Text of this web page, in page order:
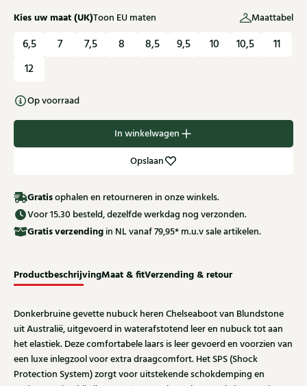
Kies uw maat (UK)Toon EU maten Maattabel
6,5 7 7,5 8 8,5 9,5 10 10,5
11
12
Op voorraad
In winkelwagen
Opslaan
Gratisophalen en retourneren in onze winkels.
Voor 15.30 besteld, dezelfde werkdag nog verzonden.
Gratisverzending in NL vanaf 79,95* m.u.v sale artikelen.
ProductbeschrijvingMaat & fitVerzending & retour
Donkerbruine gevette nubuck heren Chelseaboot van Blundstone
uit Australië, uitgevoerd in waterafstotend leer en nubuck tot aan
het elastiek. Deze comfortabele laars is leer gevoerd en voorzien van
een luxe inlegzool voor extra draagcomfort. Het SPS (Shock
Protection System) zorgt voor uitstekende schokdemping en